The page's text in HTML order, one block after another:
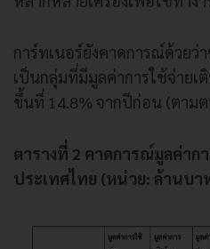
การ์ทเนอร์ยังคาดการณ์ด้วยว่
เป็นกลุ่มที่มีมูลค่าการใช้จ่ายเ
ขึ้นที่ 14.8% จากปีก่อน (ตามต
ตารางที่ 2 คาดการณ์มูลค่าก
ประเทศไทย (หน่วย: ล้านบา